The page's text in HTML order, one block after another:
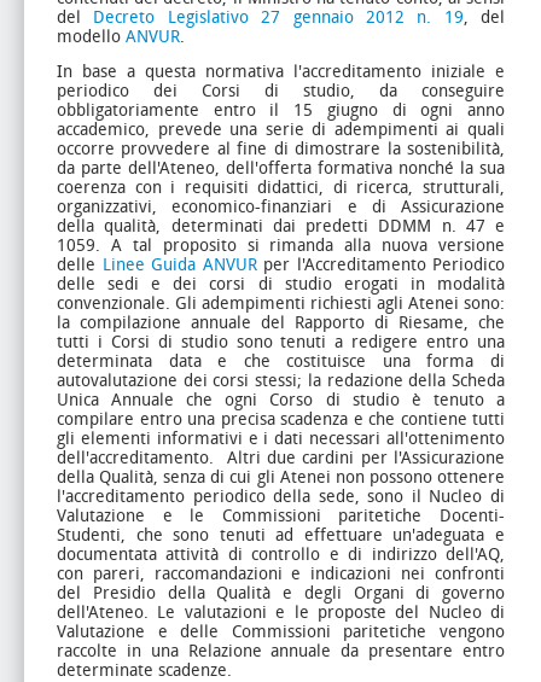
del Decreto Legislativo 27 gennaio 2012 n. 19, del
modello ANVUR.
In base a questa normativa l'accreditamento iniziale e
periodico dei Corsi di studio, da conseguire
obbligatoriamente entro il 15 giugno di ogni anno
accademico, prevede una serie di adempimenti ai quali
occorre provvedere al fine di dimostrare la sostenibilità,
da parte dell'Ateneo, dell'offerta formativa nonché la sua
coerenza con i requisiti didattici, di ricerca, strutturali,
organizzativi, economico-finanziari e di Assicurazione
della qualità, determinati dai predetti DDMM n. 47 e
1059. A tal proposito si rimanda alla nuova versione
delle Linee Guida ANVURper l'Accreditamento Periodico
delle sedi e dei corsi di studio erogati in modalità
convenzionale. Gli adempimenti richiesti agli Atenei sono:
la compilazione annuale del Rapporto di Riesame, che
tutti i Corsi di studio sono tenuti a redigere entro una
determinata data e che costituisce una forma di
autovalutazione dei corsi stessi; la redazione della Scheda
Unica Annuale che ogni Corso di studio è tenuto a
compilare entro una precisa scadenza e che contiene tutti
gli elementi informativi e i dati necessari all'ottenimento
dell'accreditamento.
Altri due cardini per l'Assicurazione
della Qualità, senza di cui gli Atenei non possono ottenere
l'accreditamento periodico della sede, sono il Nucleo di
Valutazione e le Commissioni paritetiche Docenti-
Studenti, che sono tenuti ad effettuare un'adeguata e
documentata attività di controllo e di indirizzo dell'AQ,
con pareri, raccomandazioni e indicazioni nei confronti
del Presidio della Qualità e degli Organi di governo
dell'Ateneo. Le valutazioni e le proposte del Nucleo di
Valutazione e delle Commissioni paritetiche vengono
raccolte in una Relazione annuale da presentare entro
determinate scadenze.